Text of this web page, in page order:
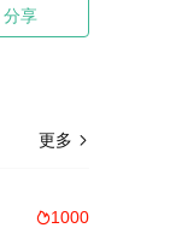
分享
更多 
1000